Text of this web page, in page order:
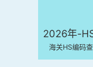
2026年-
海关HS编码